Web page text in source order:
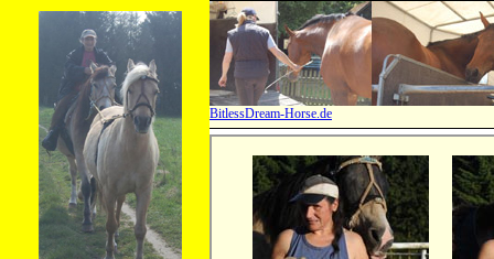
BitlessDream-Horse.de